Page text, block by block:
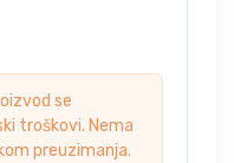
se
troškovi. Nema
preuzimanja.